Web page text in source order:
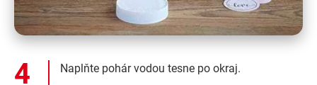
Naplňte pohár vodou tesne po okraj.